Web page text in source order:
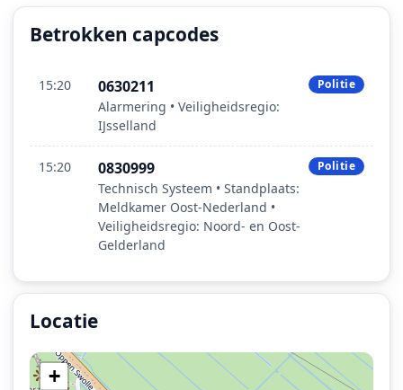
Betrokken capcodes
15:20 0630211
Alarmering • Veiligheidsregio:
IJsselland
Politie
15:20 0830999
Technisch Systeem • Standplaats:
Meldkamer Oost‑Nederland •
Veiligheidsregio: Noord- en Oost-
Gelderland
Politie
Locatie
+
Locatie van het incident: Oppen Swolle - N331, Sint